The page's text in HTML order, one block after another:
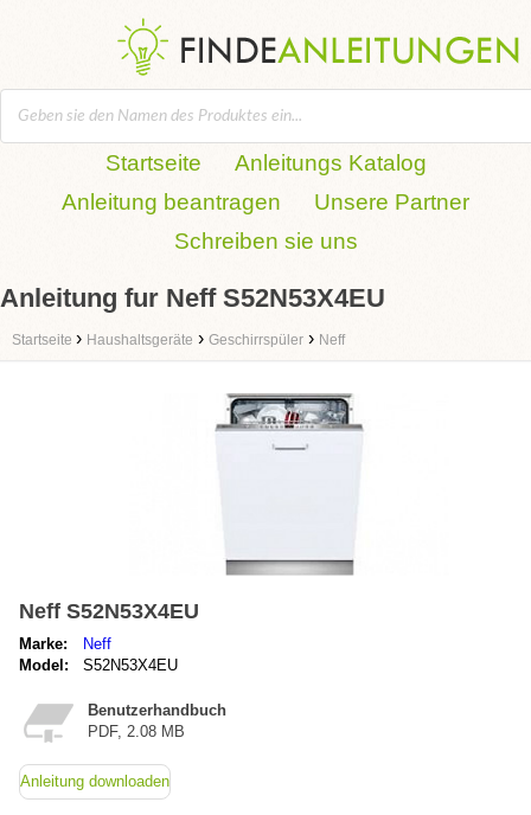
Startseite
Anleitungs Katalog
Anleitung beantragen
Unsere Partner
Schreiben sie uns
Anleitung fur Neff S52N53X4EU
Startseite › Haushaltsgeräte › Geschirrspüler › Neff
Neff S52N53X4EU
Marke:
Neff
Model:
S52N53X4EU
Benutzerhandbuch
PDF, 2.08 MB
Anleitung downloaden